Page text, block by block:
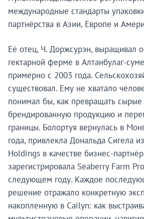
международные стандарты
партнёрства в Азии, Европе и
Её отец, Ч. Доржсурэн, выращивал
гектарной ферме в Алтанбулаг-
примерно с 2003 года.
существовал. Ему не хватало
понимал бы, как превращать сырые
брендированную продукцию и
границы. Болортуя вернулась в
года, привлекла Дональда Сигела
Holdings в качестве бизнес-
зарегистрировала Seaberry Farm
следующем году. Каждое
решение отражало конкретную
накопленную в Cailyn: как